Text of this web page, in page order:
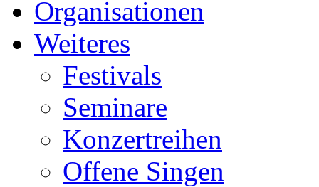
Organisationen
Weiteres
Festivals
Seminare
Konzertreihen
Offene Singen